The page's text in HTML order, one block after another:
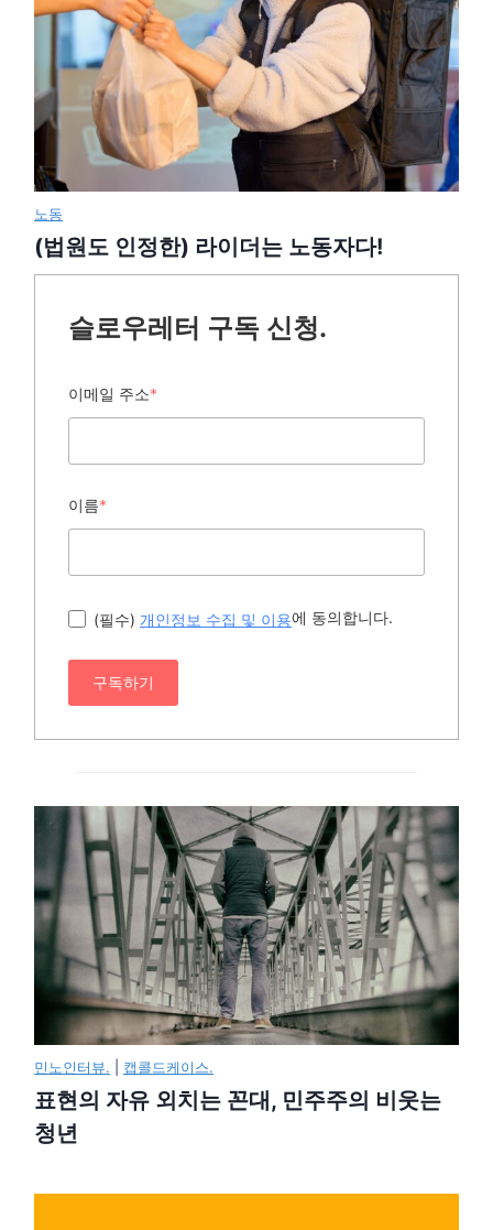
노동
(법원도 인정한) 라이더는 노동자다!
슬로우레터 구독 신청.
이메일 주소*
이름*
(필수) 개인정보 수집 및 이용에 동의합니다.
구독하기
민노인터뷰. 캡콜드케이스.
표현의 자유 외치는 꼰대, 민주주의 비웃는
청년